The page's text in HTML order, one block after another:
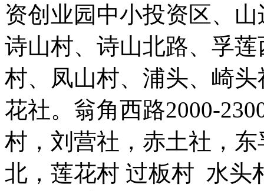
资创业园中小投资区、
诗山村、诗山北路、孚
村、凤山村、浦头、崎
花社。翁角西路2000-
村，刘营社，赤土社，
北，莲花村 过板村 水头